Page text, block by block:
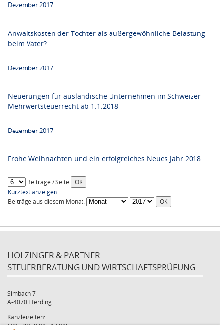
Dezember 2017
Anwaltskosten der Tochter als außergewöhnliche Belastung
beim Vater?
Dezember 2017
Neuerungen für ausländische Unternehmen im Schweizer
Mehrwertsteuerrecht ab 1.1.2018
Dezember 2017
Frohe Weihnachten und ein erfolgreiches Neues Jahr 2018
Beiträge / Seite
Kurztext anzeigen
Beiträge aus diesem Monat:
HOLZINGER & PARTNER
STEUERBERATUNG UND WIRTSCHAFTSPRÜFUNG
Simbach 7
A-4070 Eferding
Kanzleizeiten:
MO - DO: 8:00 - 17:00h